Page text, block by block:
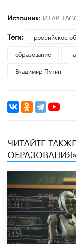
Источник: ИТАР
Теги:
российское
образование
Владимир Путин
ЧИТАЙТЕ
ОБРАЗОВАНИЯ»